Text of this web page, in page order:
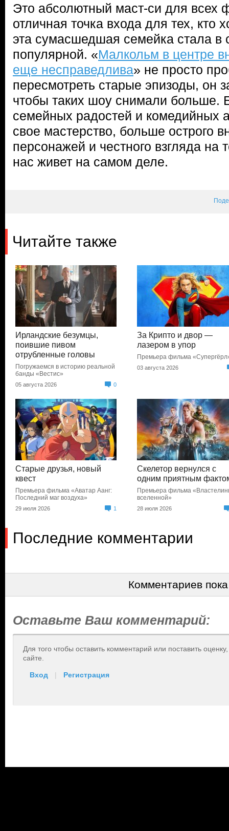
Это абсолютный маст-си для всех
отличная точка входа для тех, кто
эта сумасшедшая семейка стала в
популярной. «Малкольм в центре
еще несправедлива» не просто
пересмотреть старые эпизоды, он
чтобы таких шоу снимали больше.
семейных радостей и комедийных
свое мастерство, больше острого
персонажей и честного взгляда на
нас живет на самом деле.
Читайте также
Ирландские безумцы,
поившие пивом
отрубленные головы
Погружаемся в историю реальной
банды «Вестис»
05 августа 2026 0
За Крипто и двор —
лазером в упор
Премьера фильма
03 августа 2026
Старые друзья, новый
квест
Премьера фильма «Аватар Аанг:
Последний маг воздуха»
29 июля 2026 1
Скелетор вернулся с
одним приятным
Премьера фильма
вселенной»
28 июля 2026
Последние комментарии
Комментариев
Оставьте Ваш комментарий:
Для того чтобы оставить комментарий или поставить
сайте.
Вход | Регистрация